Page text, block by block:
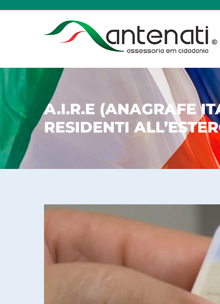
A.I.R.E (ANAGRAFE
RESIDENTI